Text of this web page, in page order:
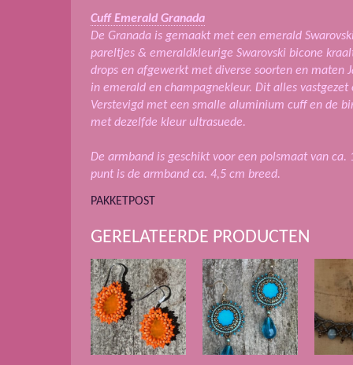
Cuff Emerald Granada
De Granada is gemaakt met een emerald
pareltjes & emeraldkleurige Swarovski bicone
drops en afgewerkt met diverse soorten en maten
in emerald en champagnekleur. Dit alles
Verstevigd met een smalle aluminium cuff en de
met dezelfde kleur ultrasuede.
De armband is geschikt voor een polsmaat van ca.
punt is de armband ca. 4,5 cm breed.
PAKKETPOST
GERELATEERDE PRODUCTEN